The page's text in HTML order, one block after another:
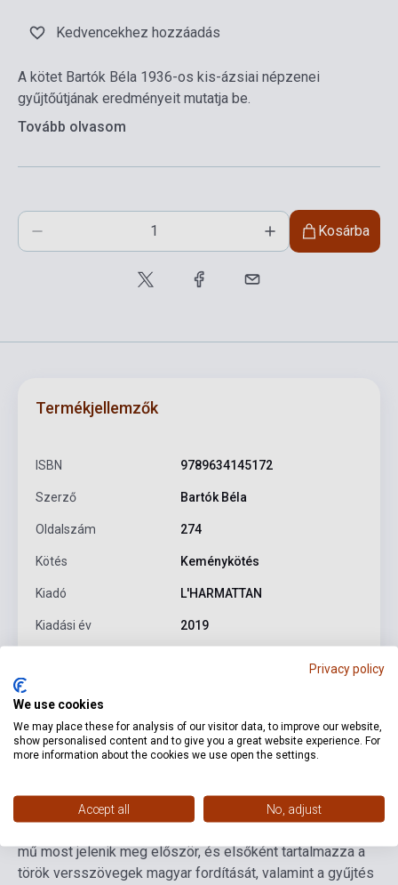
Kedvencekhez hozzáadás
A kötet Bartók Béla 1936-os kis-ázsiai népzenei
gyűjtőútjának eredményeit mutatja be.
Tovább olvasom
Kosárba
Termékjellemzők
ISBN 9789634145172
Szerző Bartók Béla
Oldalszám 274
Kötés Keménykötés
Kiadó L'HARMATTAN
Kiadási év 2019
Részletes leírás Kapcsolódó linkek Vélemények
A kötet Bartók Béla 1936-os kis-ázsiai népzenei
mű most jelenik meg először, és elsőként tartalmazza a
török versszövegek magyar fordítását, valamint a gyűjtés
Privacy policy
We use cookies
We may place these for analysis of our visitor data, to improve our website,
show personalised content and to give you a great website experience. For
more information about the cookies we use open the settings.
Accept all No, adjust